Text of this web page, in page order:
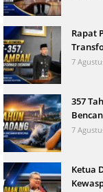
Rapat
7
357
7
Ketua